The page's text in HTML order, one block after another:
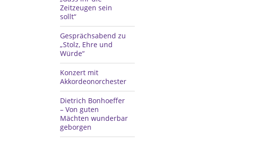
Zeitzeugen sein
sollt“
Gesprächsabend zu
„Stolz, Ehre und
Würde“
Konzert mit
Akkordeonorchester
Dietrich Bonhoeffer
– Von guten
Mächten wunderbar
geborgen